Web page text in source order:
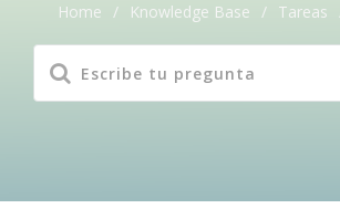
Home / Knowledge Base / Tareas